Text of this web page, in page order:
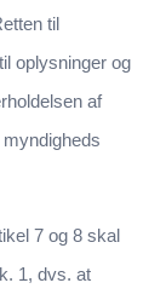
til
oplysninger og
af
7 og 8 skal
1, dvs. at